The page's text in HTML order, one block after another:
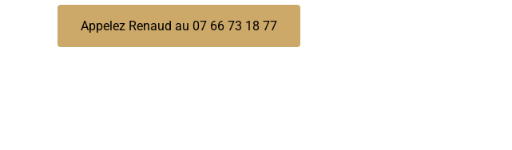
Appelez Renaud au 07 66 73 18 77